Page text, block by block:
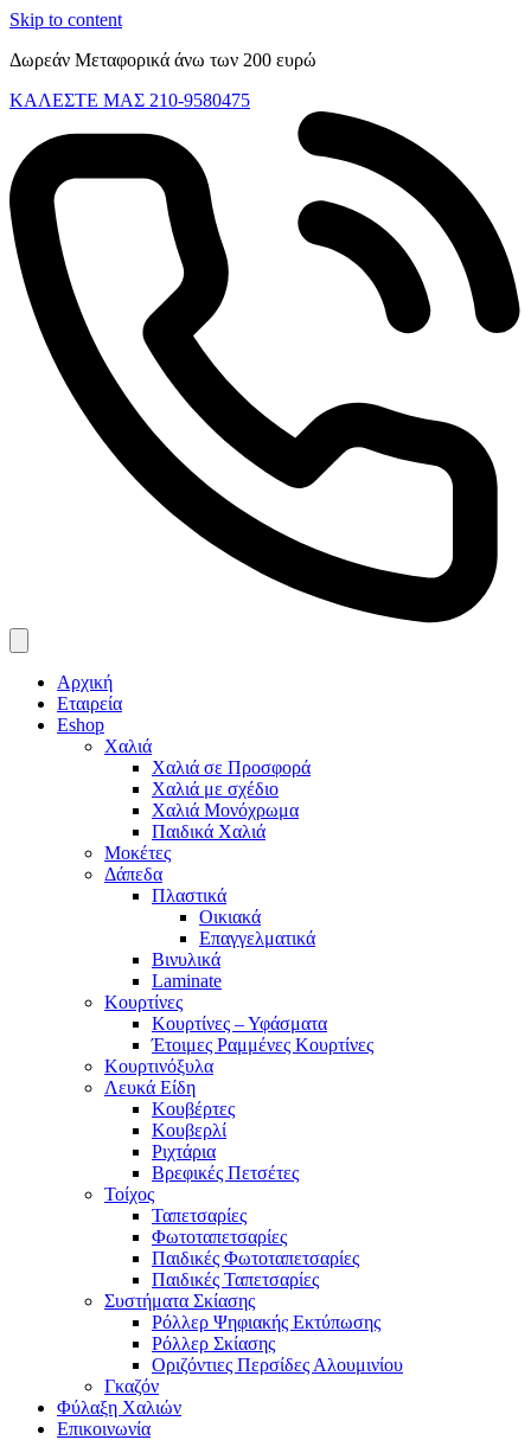
Skip to content
Δωρεάν Μεταφορικά άνω των 200 ευρώ
ΚΑΛΕΣΤΕ ΜΑΣ 210-9580475
Αρχική
Εταιρεία
Eshop
Χαλιά
Χαλιά σε Προσφορά
Χαλιά με σχέδιο
Χαλιά Μονόχρωμα
Παιδικά Χαλιά
Μοκέτες
Δάπεδα
Πλαστικά
Οικιακά
Επαγγελματικά
Βινυλικά
Laminate
Κουρτίνες
Κουρτίνες – Υφάσματα
Έτοιμες Ραμμένες Κουρτίνες
Κουρτινόξυλα
Λευκά Είδη
Κουβέρτες
Κουβερλί
Ριχτάρια
Βρεφικές Πετσέτες
Τοίχος
Ταπετσαρίες
Φωτοταπετσαρίες
Παιδικές Φωτοταπετσαρίες
Παιδικές Ταπετσαρίες
Συστήματα Σκίασης
Ρόλλερ Ψηφιακής Εκτύπωσης
Ρόλλερ Σκίασης
Οριζόντιες Περσίδες Αλουμινίου
Γκαζόν
Φύλαξη Χαλιών
Επικοινωνία